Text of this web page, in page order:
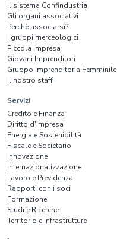
Il sistema Confindustria
Gli organi associativi
Perchè associarsi?
I gruppi merceologici
Piccola Impresa
Giovani Imprenditori
Gruppo Imprenditoria Femminile
Il nostro staff
Servizi
Credito e Finanza
Diritto d'impresa
Energia e Sostenibilità
Fiscale e Societario
Innovazione
Internazionalizzazione
Lavoro e Previdenza
Rapporti con i soci
Formazione
Studi e Ricerche
Territorio e Infrastrutture